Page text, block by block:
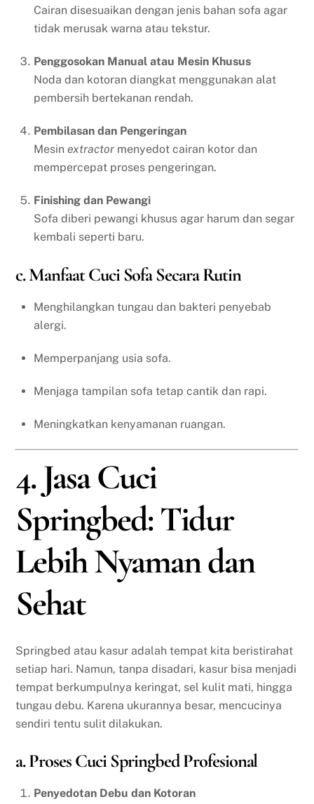
Cairan disesuaikan dengan jenis bahan sofa agar
tidak merusak warna atau tekstur.
Penggosokan Manual atau Mesin Khusus
Noda dan kotoran diangkat menggunakan alat
pembersih bertekanan rendah.
Pembilasan dan Pengeringan
Mesin extractor menyedot cairan kotor dan
mempercepat proses pengeringan.
Finishing dan Pewangi
Sofa diberi pewangi khusus agar harum dan segar
kembali seperti baru.
c. Manfaat Cuci Sofa Secara Rutin
Menghilangkan tungau dan bakteri penyebab
alergi.
Memperpanjang usia sofa.
Menjaga tampilan sofa tetap cantik dan rapi.
Meningkatkan kenyamanan ruangan.
4. Jasa Cuci
Springbed: Tidur
Lebih Nyaman dan
Sehat
Springbed atau kasur adalah tempat kita beristirahat
setiap hari. Namun, tanpa disadari, kasur bisa menjadi
tempat berkumpulnya keringat, sel kulit mati, hingga
tungau debu. Karena ukurannya besar, mencucinya
sendiri tentu sulit dilakukan.
a. Proses Cuci Springbed Profesional
Penyedotan Debu dan Kotoran